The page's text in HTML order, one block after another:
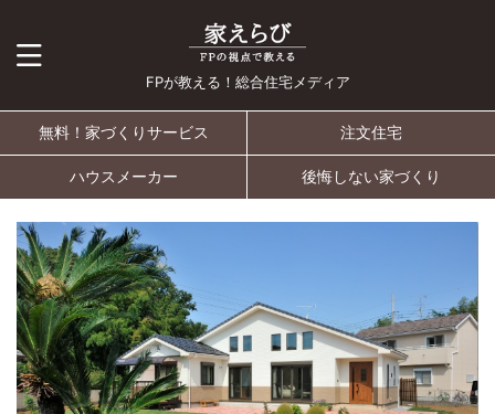
FPが教える！総合住宅メディア
無料！家づくりサービス 注文住宅
ハウスメーカー 後悔しない家づくり